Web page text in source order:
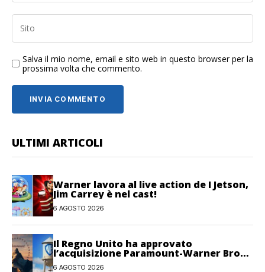
Salva il mio nome, email e sito web in questo browser per la
prossima volta che commento.
ULTIMI ARTICOLI
Warner lavora al live action de I Jetson,
Jim Carrey è nel cast!
6 AGOSTO 2026
Il Regno Unito ha approvato
l’acquisizione Paramount-Warner Bros
Discovery
6 AGOSTO 2026